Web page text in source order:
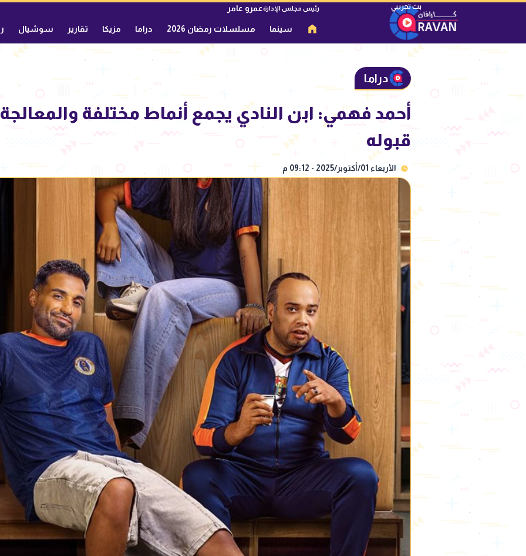
رئيس مجلس الإدارةعمرو عامر
سينما مسلسلات رمضان 2026 دراما مزيكا تقارير سوشيال
دراما
أحمد فهمي: ابن النادي يجمع أنماط مختلفة
قبوله
الأربعاء 01/أكتوبر/2025 - 09:12 م